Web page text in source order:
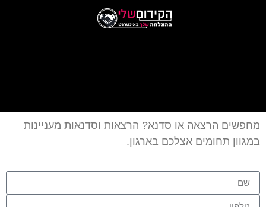
מחפשים הרצאה או סדנא? הרצאות וסדנאות מעניינות
במגוון תחומים אצלכם בארגון.